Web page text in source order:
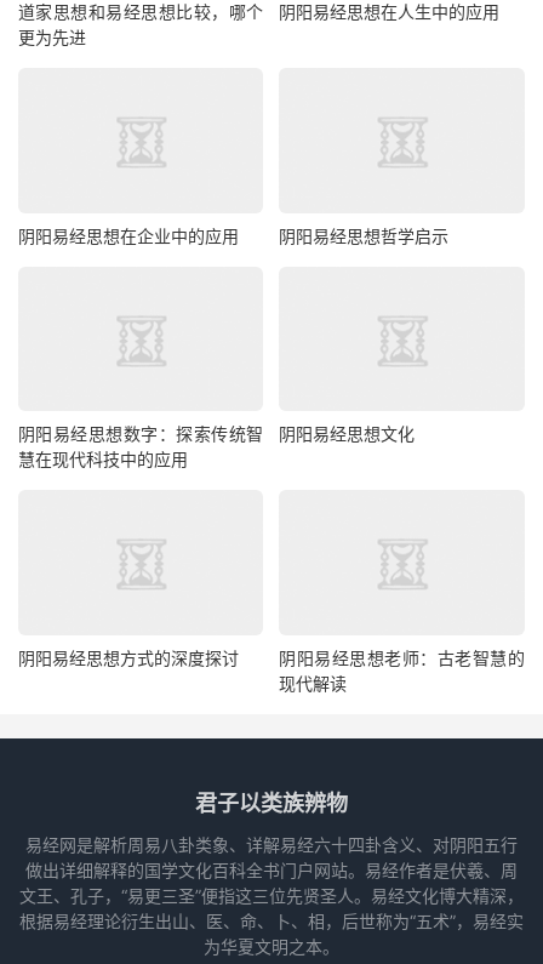
道家思想和易经思想比较，哪个
更为先进
阴阳易经思想在人生中的应用
阴阳易经思想在企业中的应用 阴阳易经思想哲学启示
阴阳易经思想数字：探索传统智
慧在现代科技中的应用
阴阳易经思想文化
阴阳易经思想方式的深度探讨
阴阳易经思想老师：古老智慧的
现代解读
君子以类族辨物
易经网是解析周易八卦类象、详解易经六十四卦含义、对阴阳五行
做出详细解释的国学文化百科全书门户网站。易经作者是伏羲、周
文王、孔子，“易更三圣”便指这三位先贤圣人。易经文化博大精深，
根据易经理论衍生出山、医、命、卜、相，后世称为“五术”，易经实
为华夏文明之本。